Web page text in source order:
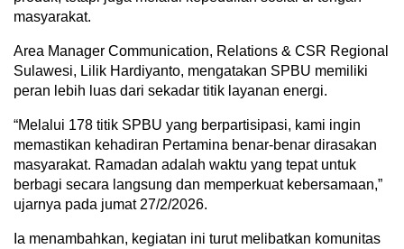
masyarakat.
Area Manager Communication, Relations & CSR Regional
Sulawesi, Lilik Hardiyanto, mengatakan SPBU memiliki
peran lebih luas dari sekadar titik layanan energi.
“Melalui 178 titik SPBU yang berpartisipasi, kami ingin
memastikan kehadiran Pertamina benar-benar dirasakan
masyarakat. Ramadan adalah waktu yang tepat untuk
berbagi secara langsung dan memperkuat kebersamaan,”
ujarnya pada jumat 27/2/2026.
Ia menambahkan, kegiatan ini turut melibatkan komunitas